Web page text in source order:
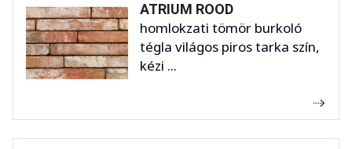
ATRIUM ROOD
homlokzati tömör burkoló
tégla világos piros tarka szín,
kézi ...